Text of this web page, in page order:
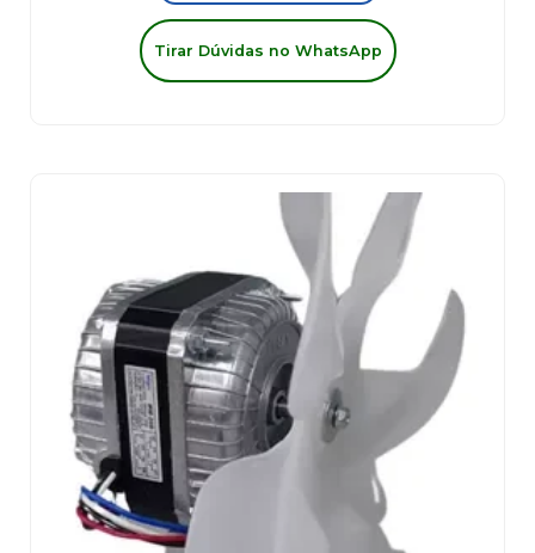
Tirar Dúvidas no WhatsApp